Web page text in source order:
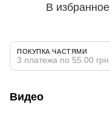
В избранное
ПОКУПКА ЧАСТЯМИ
3 платежа по 55.00 грн
Видео